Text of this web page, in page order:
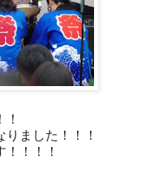
ました！！！
！！！